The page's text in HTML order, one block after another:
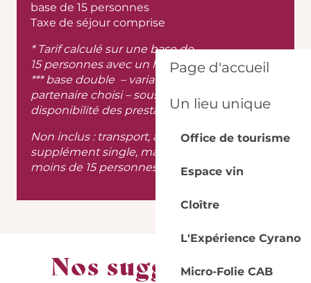
Page d'accueil
Un lieu unique
Office de tourisme
Espace vin
Cloître
L'Expérience Cyrano
Micro-Folie CAB
base de 15 personnes
Taxe de séjour comprise
* Tarif calculé sur une base de
15 personnes avec un hébergement en hôtel
*** base double – variable selon l’hôtel
partenaire choisi – sous réserve de
disponibilité des prestataires au programme.
Non inclus : transport, assurances, le
supplément single, majoration du tarif si
moins de 15 personnes.
Nos suggestions